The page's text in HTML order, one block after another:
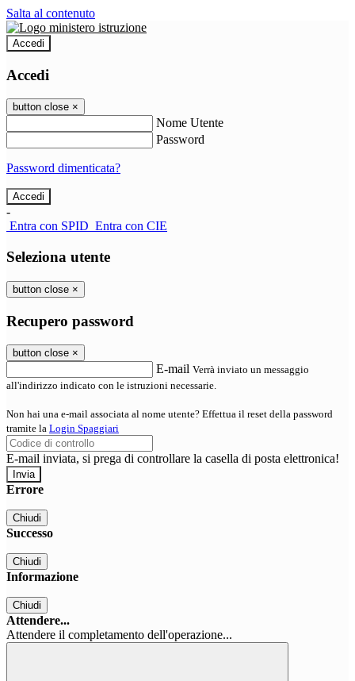
Salta al contenuto
Accedi
Accedi
button close ×
Nome Utente
Password
Password dimenticata?
-
Entra con SPID Entra con CIE
Seleziona utente
button close ×
Recupero password
button close ×
E-mail Verrà inviato un messaggio
all'indirizzo indicato con le istruzioni necessarie.
Non hai una e-mail associata al nome utente? Effettua il reset della password
tramite la Login Spaggiari
E-mail inviata, si prega di controllare la casella di posta elettronica!
Errore
Chiudi
Successo
Chiudi
Informazione
Chiudi
Attendere...
Attendere il completamento dell'operazione...